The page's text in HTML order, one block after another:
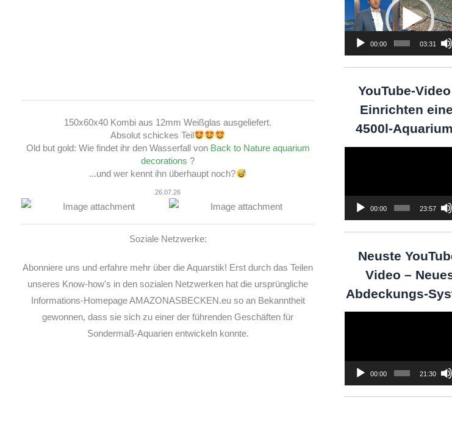
150x60x40 Kombi aus 12mm Weißglas ausgeliefert.
Absolut schickes Teil
Old but gold: Wie findet ihr den Wasserfall von Back to Nature aquarium
decorations ?
...und wer kennt ihn überhaupt noch?
26.07.26
Soziale Netzwerke:
Abonniere uns und erfahre mehr über die Aquarstik! Erst durch das Teilen
unseres Know-how's in den sozialen Netzwerken hat die ursprüngliche
Informations-Homepage AMAZONASBECKEN.eu so an Bekanntheit
gewonnen, dass sie sich zu einer der führenden Geschäften für
Sondermaß-Aquarien entwickeln konnte.
Player
00:00 03:31
YouTube-
Einrichten
4500l-
00:00 23:57
Neuste
Video –
Abdeckungs-
00:00 21:30